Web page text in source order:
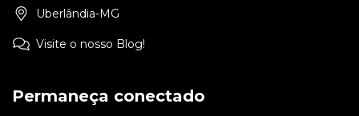
Uberlândia-MG
Visite o nosso Blog!
Permaneça conectado